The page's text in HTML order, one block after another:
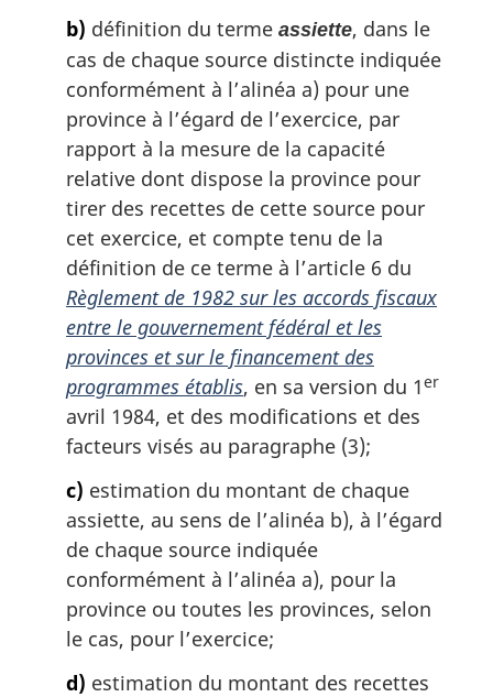
b) définition du terme assiette, dans le
cas de chaque source distincte indiquée
conformément à l’alinéa a) pour une
province à l’égard de l’exercice, par
rapport à la mesure de la capacité
relative dont dispose la province pour
tirer des recettes de cette source pour
cet exercice, et compte tenu de la
définition de ce terme à l’article 6 du
Règlement de 1982 sur les accords fiscaux
entre le gouvernement fédéral et les
provinces et sur le financement des
programmes établis, en sa version du 1er
avril 1984, et des modifications et des
facteurs visés au paragraphe (3);
c) estimation du montant de chaque
assiette, au sens de l’alinéa b), à l’égard
de chaque source indiquée
conformément à l’alinéa a), pour la
province ou toutes les provinces, selon
le cas, pour l’exercice;
d) estimation du montant des recettes